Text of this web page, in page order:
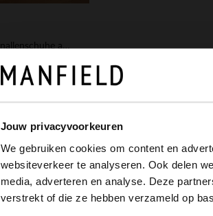
Jouw privacyvoorkeuren
We gebruiken cookies om content en
websiteverkeer te analyseren. Ook delen
media, adverteren en analyse. Deze
verstrekt of die ze hebben verzameld op
Cognacfarbene Schnallenschuhe aus Leder
Manfield
It looks like